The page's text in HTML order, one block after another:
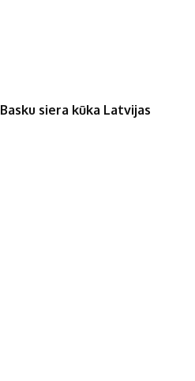
Basku siera kūka Latvijas